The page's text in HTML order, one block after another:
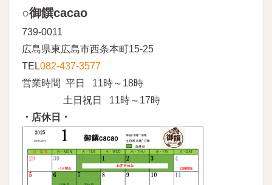
○御饌cacao
739-0011
広島県東広島市西条本町15-25
TEL082-437-3577
営業時間 平日 11時～18時
土日祝日 11時～17時
・店休日・